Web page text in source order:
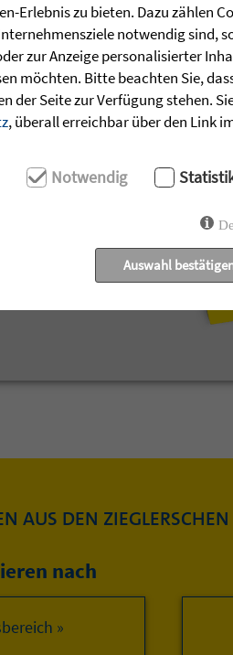
aus den
AUS DEN ZIEGLERSCHEN
nach
»
Erlebnis zu bieten. Dazu zählen
notwendig sind,
zur Anzeige personalisierter
möchten. Bitte beachten Sie,
Seite zur Verfügung stehen.
, überall erreichbar über den Link
Notwendig
Auswahl